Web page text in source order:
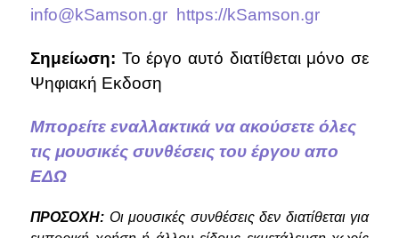
info@kSamson.gr
https://kSamson.gr
Σημείωση: Το έργο αυτό διατίθεται μόνο σε
Ψηφιακή Εκδοση
Μπορείτε εναλλακτικά να ακούσετε όλες
τις μουσικές συνθέσεις του έργου απο
ΕΔΩ
ΠΡΟΣΟΧΗ: Οι μουσικές συνθέσεις δεν διατίθεται για